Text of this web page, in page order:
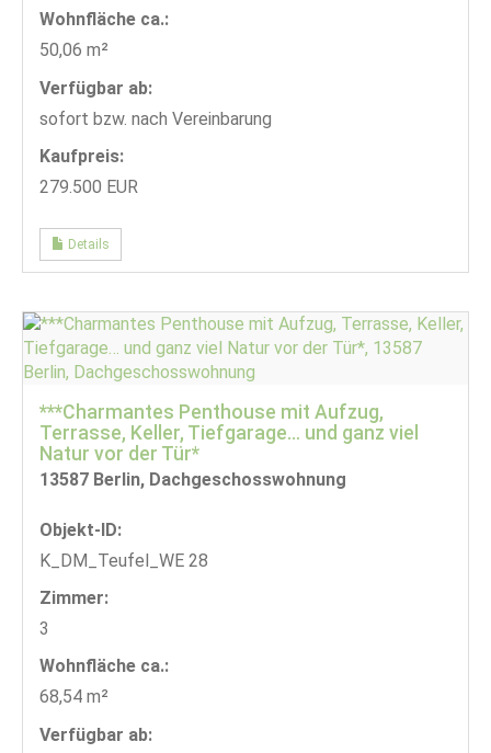
Wohnfläche ca.:
50,06 m²
Verfügbar ab:
sofort bzw. nach Vereinbarung
Kaufpreis:
279.500 EUR
Details
***Charmantes Penthouse mit Aufzug,
Terrasse, Keller, Tiefgarage… und ganz viel
Natur vor der Tür*
13587 Berlin, Dachgeschosswohnung
Objekt-ID:
K_DM_Teufel_WE 28
Zimmer:
3
Wohnfläche ca.:
68,54 m²
Verfügbar ab: